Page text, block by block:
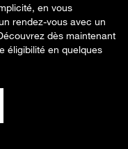
en vous
rendez-vous avec un
dès maintenant
éligibilité en quelques